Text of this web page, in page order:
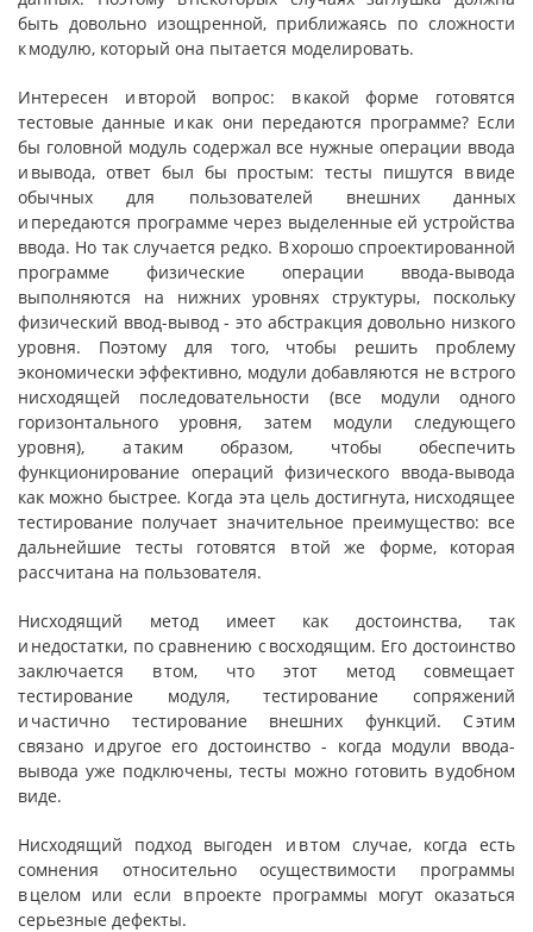
быть довольно изощ­ренной, приближаясь по сложности
к модулю, который она пытается моделировать.
Интересен и второй вопрос: в какой форме готовятся
тестовые данные и как они передаются программе? Если
бы головной модуль содержал все нужные операции ввода
и вывода, ответ был бы простым: тесты пишутся в виде
обычных для пользователей внешних данных
и передаются программе через выделенные ей устройства
ввода. Но так случается редко. В хорошо спроектированной
программе физические операции ввода-вывода
выполняются на нижних уровнях структуры, поскольку
физический ввод-вывод - это абстракция довольно низкого
уровня. Поэтому для того, чтобы решить проблему
экономически эффективно, модули добавляются не в строго
нисходящей последовательности (все модули одного
горизонтального уровня, затем модули следующего
уровня), а таким образом, чтобы обеспечить
функционирование операций физического ввода-вывода
как можно быстрее. Когда эта цель достигнута, нисходящее
тестирование получает значительное преимущество: все
дальнейшие тесты готовятся в той же форме, которая
рассчитана на пользователя.
Нисходящий метод имеет как достоинства, так
и недостатки, по сравнению с восходящим. Его достоинство
заключается в том, что этот метод совмещает
тестирование модуля, тестирова­ние сопряжений
и частично тестирование внешних функций. С этим
связано и другое его достоинство - когда модули ввода-
вывода уже подключены, тесты можно готовить в удобном
виде.
Нисходящий подход выгоден и в том случае, когда есть
сомнения относительно осуществимости
программы
в целом или если в проекте программы могут оказаться
серьезные дефекты.